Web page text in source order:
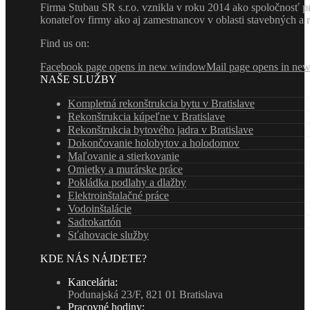
Firma Stubau SR s.r.o. vznikla v roku 2014 ako spoločnosť
konateľov firmy ako aj zamestnancov v oblasti stavebných a
Find us on:
Facebook page opens in new windowMail page opens in
NAŠE SLUŽBY
Kompletná rekonštrukcia bytu v Bratislave
Rekonštrukcia kúpeľne v Bratislave
Rekonštrukcia bytového jadra v Bratislave
Dokončovanie holobytov a holodomov
Maľovanie a stierkovanie
Omietky a murárske práce
Pokládka podlahy a dlažby
Elektroinštalačné práce
Vodoinštalácie
Sadrokartón
Sťahovacie služby
KDE NÁS NÁJDETE?
Kancelária:
Podunajská 23/F, 821 01 Bratislava
Pracovné hodiny: